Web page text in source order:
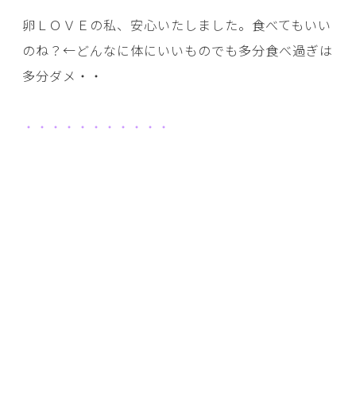
卵ＬＯＶＥの私、安心いたしました。食べてもいい
のね？←どんなに体にいいものでも多分食べ過ぎは
多分ダメ・・
・・・・・・・・・・・